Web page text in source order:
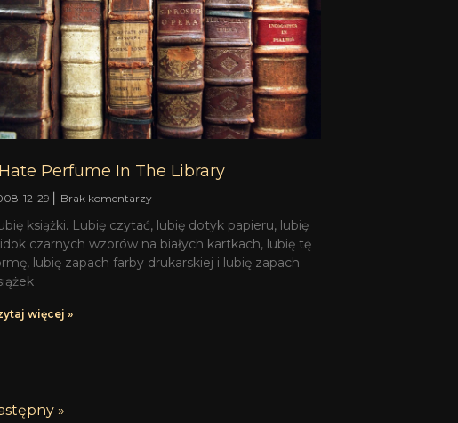
Perfume In The Library
12-29 Brak komentarzy
książki. Lubię czytać, lubię dotyk papieru, lubię
czarnych wzorów na białych kartkach, lubię tę
lubię zapach farby drukarskiej i lubię zapach
więcej »
»